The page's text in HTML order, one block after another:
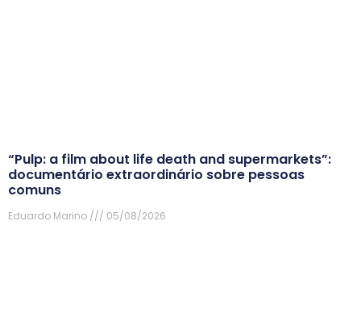
“Pulp: a film about life death and supermarkets”:
documentário extraordinário sobre pessoas
comuns
Eduardo Marino 05/08/2026